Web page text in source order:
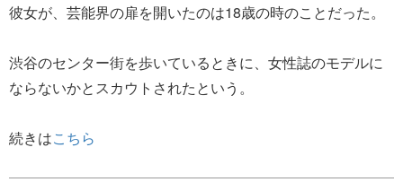
彼女が、芸能界の扉を開いたのは18歳の時のことだった。
渋谷のセンター街を歩いているときに、女性誌のモデルに
ならないかとスカウトされたという。
続きはこちら